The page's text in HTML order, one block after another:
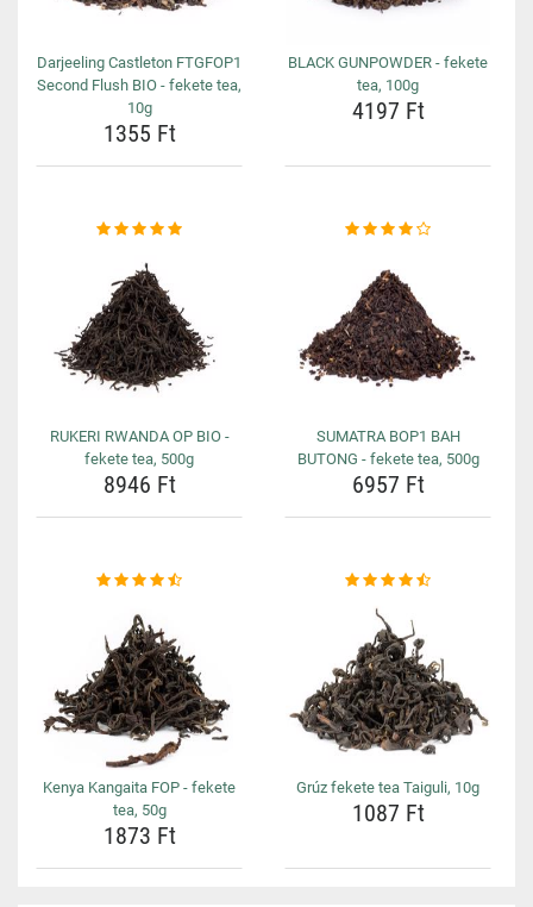
Darjeeling Castleton FTGFOP1
Second Flush BIO - fekete tea,
10g
1355 Ft
BLACK GUNPOWDER - fekete
tea, 100g
4197 Ft
RUKERI RWANDA OP BIO -
fekete tea, 500g
8946 Ft
SUMATRA BOP1 BAH
BUTONG - fekete tea, 500g
6957 Ft
Kenya Kangaita FOP - fekete
tea, 50g
1873 Ft
Grúz fekete tea Taiguli, 10g
1087 Ft